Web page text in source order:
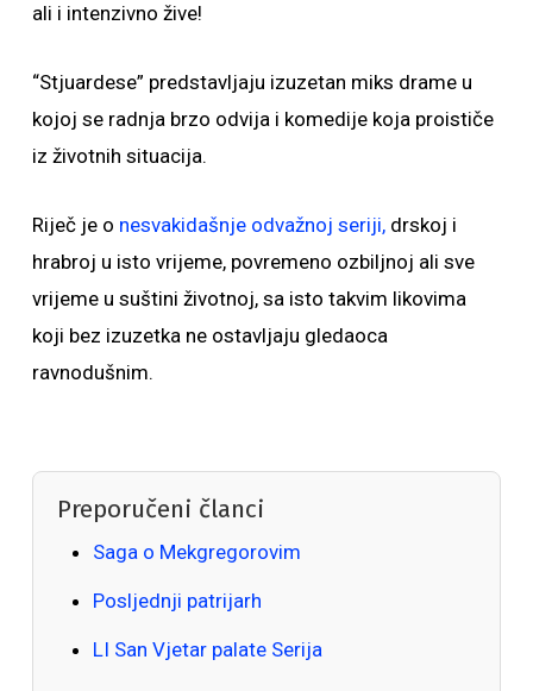
ali i intenzivno žive!
“Stjuardese” predstavljaju izuzetan miks drame u
kojoj se radnja brzo odvija i komedije koja proističe
iz životnih situacija.
Riječ je o nesvakidašnje odvažnoj seriji, drskoj i
hrabroj u isto vrijeme, povremeno ozbiljnoj ali sve
vrijeme u suštini životnoj, sa isto takvim likovima
koji bez izuzetka ne ostavljaju gledaoca
ravnodušnim.
Preporučeni članci
Saga o Mekgregorovim
Posljednji patrijarh
LI San Vjetar palate Serija